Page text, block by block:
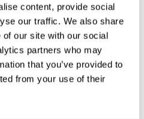
content, provide social
our traffic. We also share
of our site with our social
partners who may
that you’ve provided to
from your use of their
para compartilhar a
da Rescued com o mundo
los ainda melhores!"-